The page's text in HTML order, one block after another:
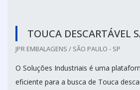
TOUCA DESCARTÁVEL
JPR EMBALAGENS / SÃO PAULO - SP
O Soluções Industriais é uma
eficiente para a busca de Touca